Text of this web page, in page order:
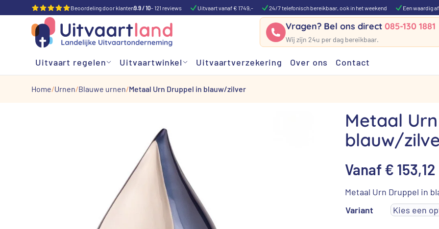
Beoordeling door klanten9.9 / 10- 121 reviews Uitvaart vanaf € 1749,- 24/7 telefonisch bereikbaar, ook in het weekend Een waardig
Vragen? Bel ons direct085-130 1881
Wij zijn 24u per dag bereikbaar.
Uitvaart regelen Uitvaartwinkel Uitvaartverzekering Over ons Contact
Home Urnen Blauwe urnen Metaal Urn Druppel in blauw/zilver
Metaal
blauw/
Vanaf€ 153,12
Metaal Urn Druppel in
Variant